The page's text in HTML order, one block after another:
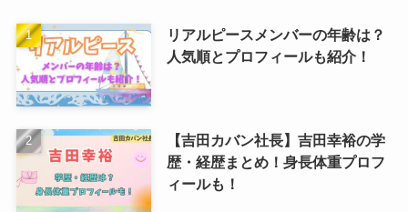
リアルピースメンバーの年齢は？
人気順とプロフィールも紹介！
【吉田カバン社長】吉田幸裕の学
歴・経歴まとめ！身長体重プロフ
ィールも！